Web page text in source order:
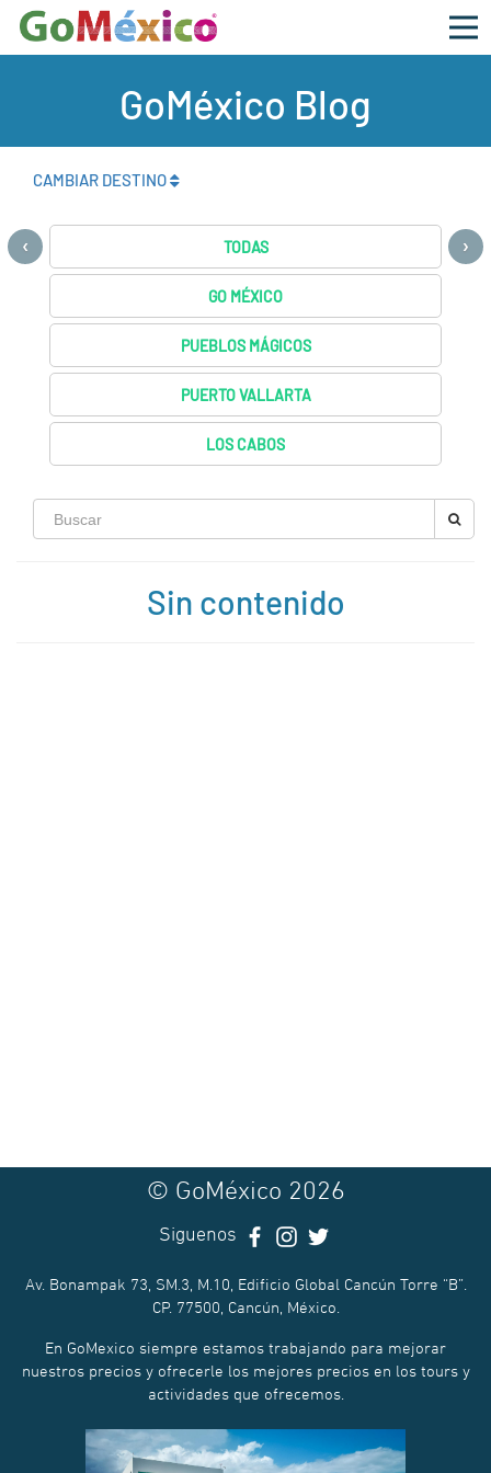
GoMéxico Blog
CAMBIAR DESTINO
TODAS
GO MÉXICO
PUEBLOS MÁGICOS
PUERTO VALLARTA
LOS CABOS
‹ ›
Sin contenido
© GoMéxico 2026
Siguenos
Av. Bonampak 73, SM.3, M.10, Edificio Global Cancún Torre “B”.
CP. 77500, Cancún, México.
En GoMexico siempre estamos trabajando para mejorar
nuestros precios y ofrecerle los mejores precios en los tours y
actividades que ofrecemos.